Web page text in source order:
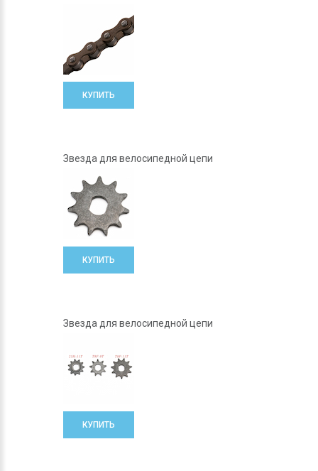
КУПИТЬ
Звезда для велосипедной цепи
КУПИТЬ
Звезда для велосипедной цепи
КУПИТЬ